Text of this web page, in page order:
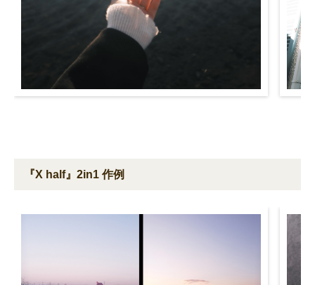
『X half』2in1 作例